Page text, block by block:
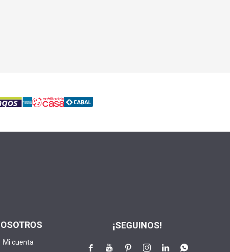
Mi cuenta
¡SEGUINOS!
    
